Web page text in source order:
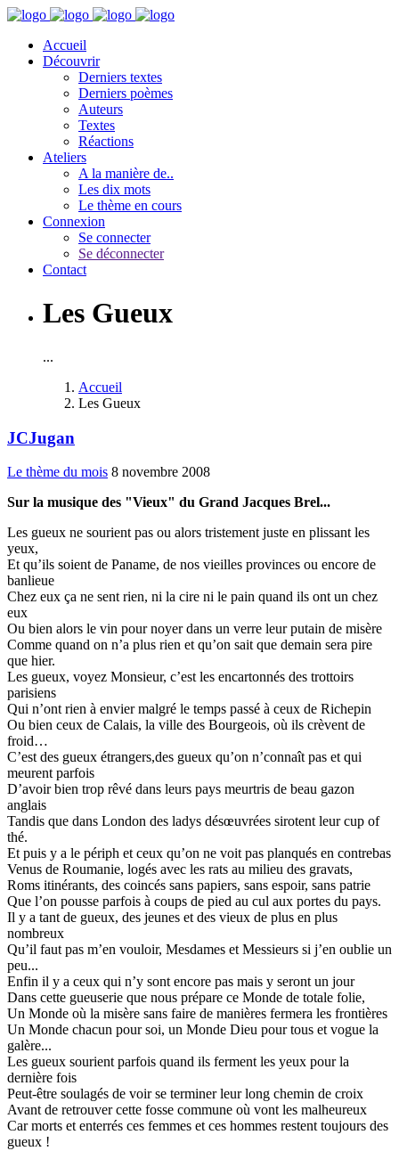
Accueil
Découvrir
Derniers textes
Derniers poèmes
Auteurs
Textes
Réactions
Ateliers
A la manière de..
Les dix mots
Le thème en cours
Connexion
Se connecter
Se déconnecter
Contact
Les Gueux
...
Accueil
Les Gueux
JCJugan
Le thème du mois 8 novembre 2008
Sur la musique des "Vieux" du Grand Jacques Brel...
Les gueux ne sourient pas ou alors tristement juste en plissant les
yeux,
Et qu’ils soient de Paname, de nos vieilles provinces ou encore de
banlieue
Chez eux ça ne sent rien, ni la cire ni le pain quand ils ont un chez
eux
Ou bien alors le vin pour noyer dans un verre leur putain de misère
Comme quand on n’a plus rien et qu’on sait que demain sera pire
que hier.
Les gueux, voyez Monsieur, c’est les encartonnés des trottoirs
parisiens
Qui n’ont rien à envier malgré le temps passé à ceux de Richepin
Ou bien ceux de Calais, la ville des Bourgeois, où ils crèvent de
froid…
C’est des gueux étrangers,des gueux qu’on n’connaît pas et qui
meurent parfois
D’avoir bien trop rêvé dans leurs pays meurtris de beau gazon
anglais
Tandis que dans London des ladys désœuvrées sirotent leur cup of
thé.
Et puis y a le périph et ceux qu’on ne voit pas planqués en contrebas
Venus de Roumanie, logés avec les rats au milieu des gravats,
Roms itinérants, des coincés sans papiers, sans espoir, sans patrie
Que l’on pousse parfois à coups de pied au cul aux portes du pays.
Il y a tant de gueux, des jeunes et des vieux de plus en plus
nombreux
Qu’il faut pas m’en vouloir, Mesdames et Messieurs si j’en oublie un
peu...
Enfin il y a ceux qui n’y sont encore pas mais y seront un jour
Dans cette gueuserie que nous prépare ce Monde de totale folie,
Un Monde où la misère sans faire de manières fermera les frontières
Un Monde chacun pour soi, un Monde Dieu pour tous et vogue la
galère...
Les gueux sourient parfois quand ils ferment les yeux pour la
dernière fois
Peut-être soulagés de voir se terminer leur long chemin de croix
Avant de retrouver cette fosse commune où vont les malheureux
Car morts et enterrés ces femmes et ces hommes restent toujours des
gueux !